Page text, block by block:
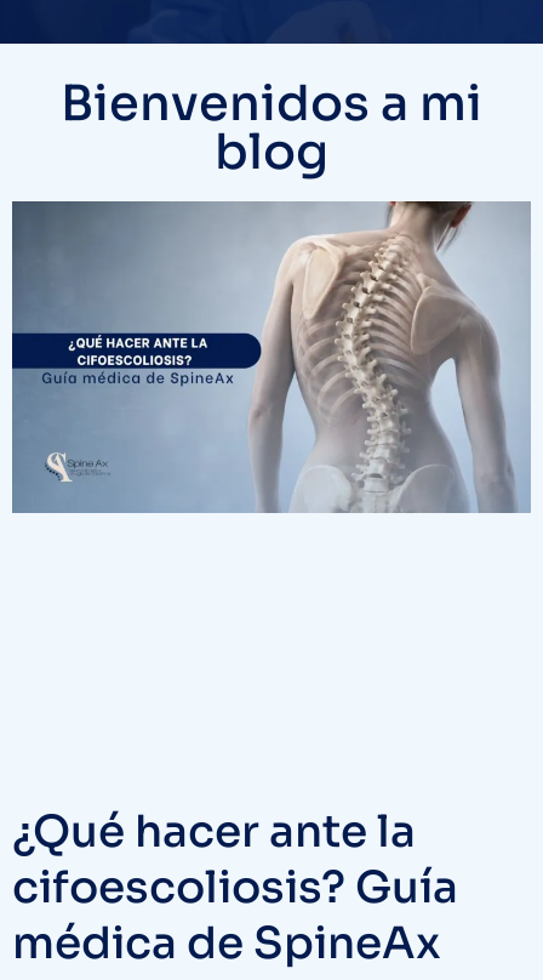
Bienvenidos a mi
blog
¿Qué hacer ante la
cifoescoliosis? Guía
médica de SpineAx